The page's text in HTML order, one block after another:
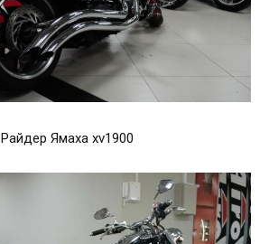
Райдер Ямаха xv1900